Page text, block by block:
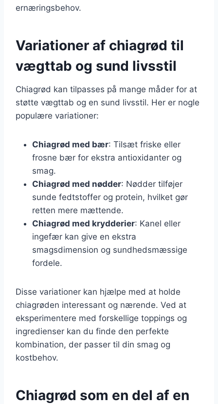
ernæringsbehov.
Variationer af chiagrød til
vægttab og sund livsstil
Chiagrød kan tilpasses på mange måder for at
støtte vægttab og en sund livsstil. Her er nogle
populære variationer:
Chiagrød med bær: Tilsæt friske eller
frosne bær for ekstra antioxidanter og
smag.
Chiagrød med nødder: Nødder tilføjer
sunde fedtstoffer og protein, hvilket gør
retten mere mættende.
Chiagrød med krydderier: Kanel eller
ingefær kan give en ekstra
smagsdimension og sundhedsmæssige
fordele.
Disse variationer kan hjælpe med at holde
chiagrøden interessant og nærende. Ved at
eksperimentere med forskellige toppings og
ingredienser kan du finde den perfekte
kombination, der passer til din smag og
kostbehov.
Chiagrød som en del af en